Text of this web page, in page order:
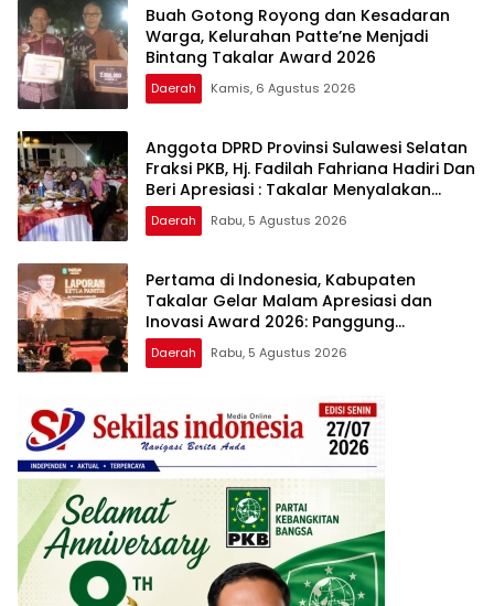
Buah Gotong Royong dan Kesadaran
Warga, Kelurahan Patte’ne Menjadi
Bintang Takalar Award 2026
Daerah Kamis, 6 Agustus 2026
Anggota DPRD Provinsi Sulawesi Selatan
Fraksi PKB, Hj. Fadilah Fahriana Hadiri Dan
Beri Apresiasi : Takalar Menyalakan
Lentera Pengabdian Melalui Malam
Apresiasi dan Inovasi Award 2026
Daerah Rabu, 5 Agustus 2026
Pertama di Indonesia, Kabupaten
Takalar Gelar Malam Apresiasi dan
Inovasi Award 2026: Panggung
Penghargaan bagi Pelayan Publik
Berprestasi
Daerah Rabu, 5 Agustus 2026